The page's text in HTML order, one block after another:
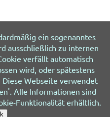
ein sogenanntes
ausschließlich zu internen
verfällt automatisch
wird, oder spätestens
Webseite verwendet
Alle Informationen sind
Funktionalität erhältlich.